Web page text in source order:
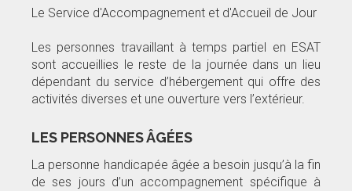
Le Service d'Accompagnement et d'Accueil de Jour
Les personnes travaillant à temps partiel en ESAT
sont accueillies le reste de la journée dans un lieu
dépendant du service d’hébergement qui offre des
activités diverses et une ouverture vers l’extérieur.
LES PERSONNES ÂGÉES
La personne handicapée âgée a besoin jusqu’à la fin
de ses jours d’un accompagnement spécifique à